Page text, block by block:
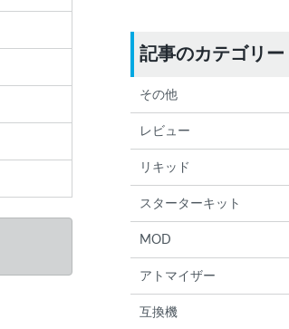
記事のカテゴリー
その他
レビュー
リキッド
スターターキット
MOD
アトマイザー
互換機